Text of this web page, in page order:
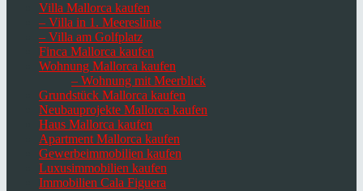
Villa Mallorca kaufen
– Villa in 1. Meereslinie
– Villa am Golfplatz
Finca Mallorca kaufen
Wohnung Mallorca kaufen
– Wohnung mit Meerblick
Grundstück Mallorca kaufen
Neubauprojekte Mallorca kaufen
Haus Mallorca kaufen
Apartment Mallorca kaufen
Gewerbeimmobilien kaufen
Luxusimmobilien kaufen
Immobilien Cala Figuera